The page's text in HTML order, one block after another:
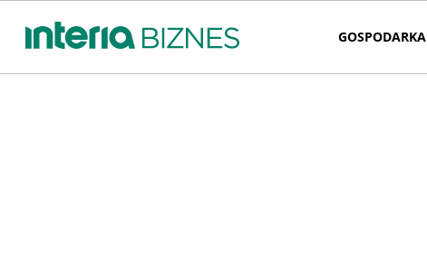
GOSPODARKA